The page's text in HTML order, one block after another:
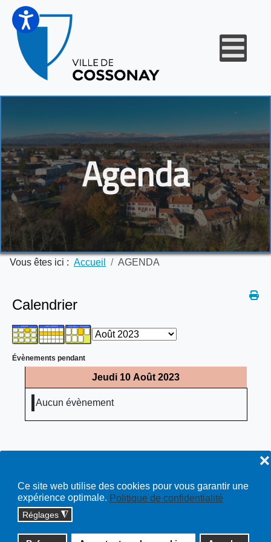
Ce site web utilise des cookies pour vous garantir une
expérience optimale. Politique de confidentialité
Réglages ◮
❌
Agenda
Vous êtes ici : Accueil AGENDA
Calendrier
Évènements pendant
Jeudi 10 Août 2023
Aucun évènement
Copyright © 2026 cossonay.ch - tous droits réservés | site :